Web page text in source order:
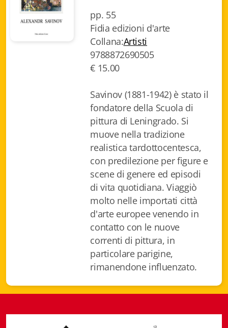
pp. 55
Fidia edizioni d'arte
Collana:Artisti
9788872690505
€ 15.00
Savinov (1881-1942) è stato il
fondatore della Scuola di
pittura di Leningrado. Si
muove nella tradizione
realistica tardottocentesca,
con predilezione per figure e
scene di genere ed episodi
di vita quotidiana. Viaggiò
molto nelle importati città
d'arte europee venendo in
contatto con le nuove
correnti di pittura, in
particolare parigine,
rimanendone influenzato.
Spyra
Testi scolastici
Fidia. Artisti dei laghi. Itinerari europei
Fidia. Max Museo Chiasso
Fidia. Panoramas - Forces Vives par Jean Petit
Attualità & Studi
Tesi universitarie